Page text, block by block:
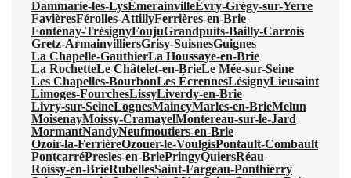
Dammarie-les-LysÉmerainvilleÉvry-Grégy-sur-Yerre
FavièresFérolles-AttillyFerrières-en-Brie
Fontenay-TrésignyFoujuGrandpuits-Bailly-Carrois
Gretz-ArmainvilliersGrisy-SuisnesGuignes
La Chapelle-GauthierLa Houssaye-en-Brie
La RochetteLe Châtelet-en-BrieLe Mée-sur-Seine
Les Chapelles-BourbonLes ÉcrennesLésignyLieusaint
Limoges-FourchesLissyLiverdy-en-Brie
Livry-sur-SeineLognesMaincyMarles-en-BrieMelun
MoisenayMoissy-CramayelMontereau-sur-le-Jard
MormantNandyNeufmoutiers-en-Brie
Ozoir-la-FerrièreOzouer-le-VoulgisPontault-Combault
PontcarréPresles-en-BriePringyQuiersRéau
Roissy-en-BrieRubellesSaint-Fargeau-Ponthierry